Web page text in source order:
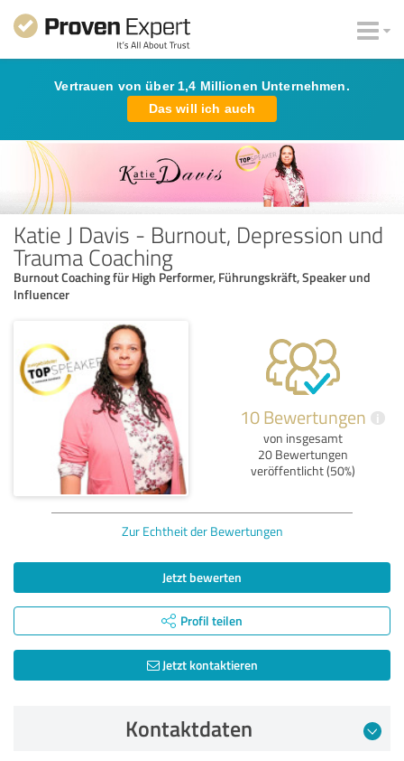
Vertrauen von über 1,4 Millionen Unternehmen.
Das will ich auch
Katie J Davis - Burnout, Depression und
Trauma Coaching
Burnout Coaching für High Performer, Führungskräft, Speaker und
Influencer
10 Bewertungen i
von insgesamt
20 Bewertungen
veröffentlicht (50%)
Zur Echtheit der Bewertungen
Jetzt bewerten
Profil teilen
Jetzt kontaktieren
Kontaktdaten